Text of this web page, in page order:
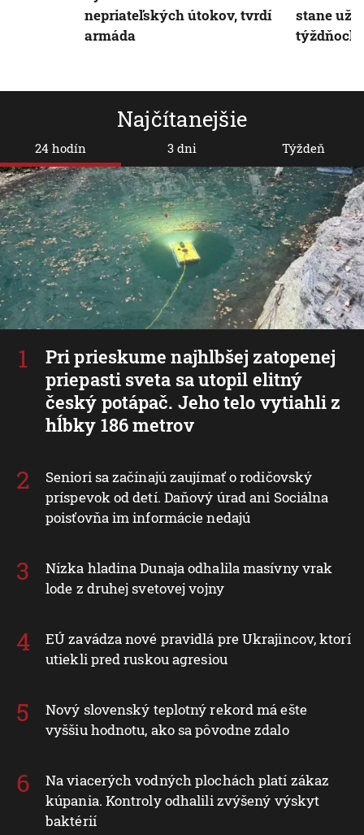
Najčítanejšie
24 hodín
Pri prieskume najhlbšej zatopenej
priepasti sveta sa utopil elitný
český potápač. Jeho telo vytiahli z
hĺbky 186 metrov
Seniori sa začínajú zaujímať o rodičovský
príspevok od detí. Daňový úrad ani Sociálna
poisťovňa im informácie nedajú
Nízka hladina Dunaja odhalila masívny vrak
lode z druhej svetovej vojny
EÚ zavádza nové pravidlá pre Ukrajincov, ktorí
utiekli pred ruskou agresiou
Nový slovenský teplotný rekord má ešte
vyššiu hodnotu, ako sa pôvodne zdalo
Na viacerých vodných plochách platí zákaz
kúpania. Kontroly odhalili zvýšený výskyt
baktérií
3 dni Týždeň
nepriateľských útokov, tvrdí
armáda
stane už
týždňoch